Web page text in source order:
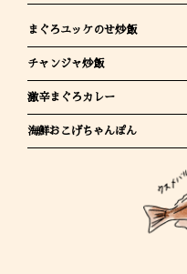
まぐろユッケのせ炒飯
チャンジャ炒飯
激辛まぐろカレー
海鮮おこげちゃんぽん